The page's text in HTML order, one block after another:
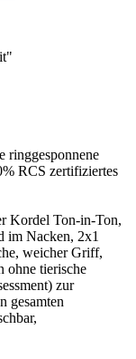
ringgesponnene
RCS zertifiziertes
Kordel Ton-in-Ton,
im Nacken, 2x1
weicher Griff,
ohne tierische
zur
gesamten